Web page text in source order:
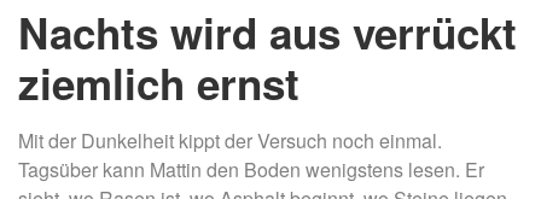
Nachts wird aus verrückt
ziemlich ernst
Mit der Dunkelheit kippt der Versuch noch einmal.
Tagsüber kann Mattin den Boden wenigstens lesen. Er